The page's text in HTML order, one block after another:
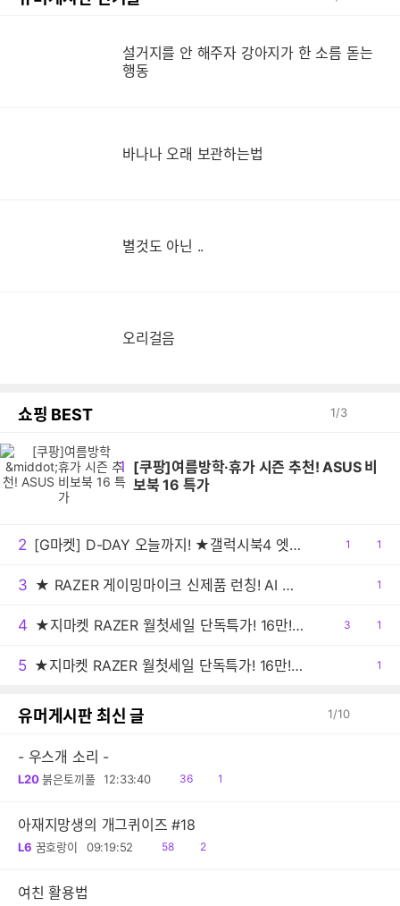
설거지를 안 해주자 강아지가 한 소름 돋는
행동
바나나 오래 보관하는법
별것도 아닌 ..
오리걸음
쇼핑 BEST 1/3
1 [쿠팡]여름방학·휴가 시즌 추천! ASUS 비
보북 16 특가
2 [G마켓] D-DAY 오늘까지! ★갤럭시북4 엣지 월 첫 세일 특가(109만/무배)
공1
댓1
3 ★ RAZER 게이밍마이크 신제품 런칭! AI 오디오 프로세싱으로 스튜디오급 음질 구현 "세이렌 V3 Chroma 32-Bit DSP"
공1
4 ★지마켓 RAZER 월첫세일 단독특가! 16만! 레이저 Basilisk V3 Pro + 마우스 독 프로
공
3
댓1
5 ★지마켓 RAZER 월첫세일 단독특가! 16만! 레이저 Basilisk V3 Pro + 마우스 독 프로
공1
유머게시판 최신 글 1/10
- 우스개 소리 -
L20 붉은토끼풀 12:33:40
읽
36
공1
아재지망생의 개그퀴이즈 #18
L6 꿈호랑이 09:19:52
읽
58
공
2
여친 활용법